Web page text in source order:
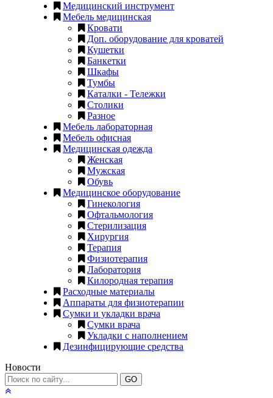
Медицинский инструмент
Мебель медицинская
Кровати
Доп. оборудование для кроватей
Кушетки
Банкетки
Шкафы
Тумбы
Каталки - Тележки
Столики
Разное
Мебель лабораторная
Мебель офисная
Медицинская одежда
Женская
Мужская
Обувь
Медицинское оборудование
Гинекология
Офтальмология
Стерилизация
Хирургия
Терапия
Физиотерапия
Лаборатория
Килородная терапия
Расходные материалы
Аппараты для физиотерапии
Сумки и укладки врача
Сумки врача
Укладки с наполнением
Дезинфицирующие средства
Новости
GO